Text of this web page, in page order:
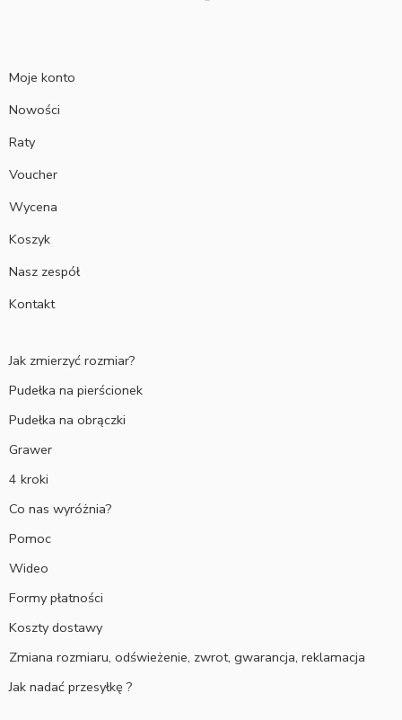
Moje konto
Nowości
Raty
Voucher
Wycena
Koszyk
Nasz zespół
Kontakt
Jak zmierzyć rozmiar?
Pudełka na pierścionek
Pudełka na obrączki
Grawer
4 kroki
Co nas wyróżnia?
Pomoc
Wideo
Formy płatności
Koszty dostawy
Zmiana rozmiaru, odświeżenie, zwrot, gwarancja, reklamacja
Jak nadać przesyłkę ?